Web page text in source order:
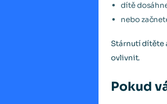
dítě
nebo
Stárnutí dítěte
ovlivnit.
Pokud